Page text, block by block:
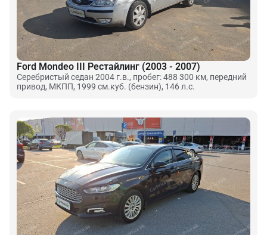
Ford Mondeo III Рестайлинг (2003 - 2007)
Серебристый седан 2004 г.в., пробег: 488 300 км, передний
привод, МКПП, 1999 см.куб. (бензин), 146 л.с.